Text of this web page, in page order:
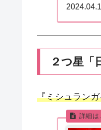
２つ星「
『ミシュラン